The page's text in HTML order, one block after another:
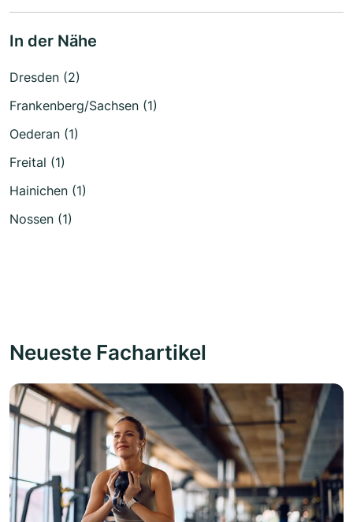
In der Nähe
Dresden (2)
Frankenberg/Sachsen (1)
Oederan (1)
Freital (1)
Hainichen (1)
Nossen (1)
Neueste Fachartikel